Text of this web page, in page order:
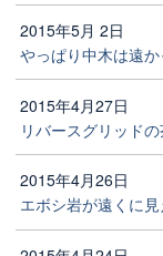
2015年5月 2日
やっぱり中木は遠
2015年4月27日
リバースグリッド
2015年4月26日
エボシ岩が遠くに